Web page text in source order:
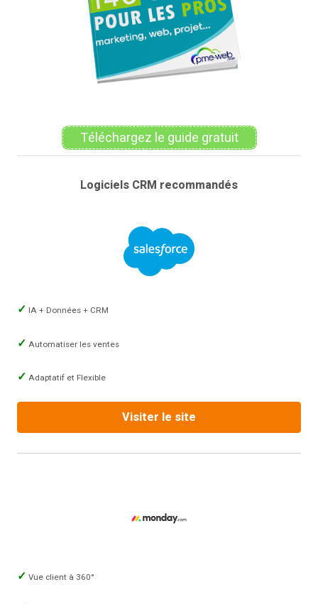
Téléchargez le guide gratuit
Logiciels CRM recommandés
IA + Données + CRM
Automatiser les ventes
Adaptatif et Flexible
Visiter le site
Vue client à 360°